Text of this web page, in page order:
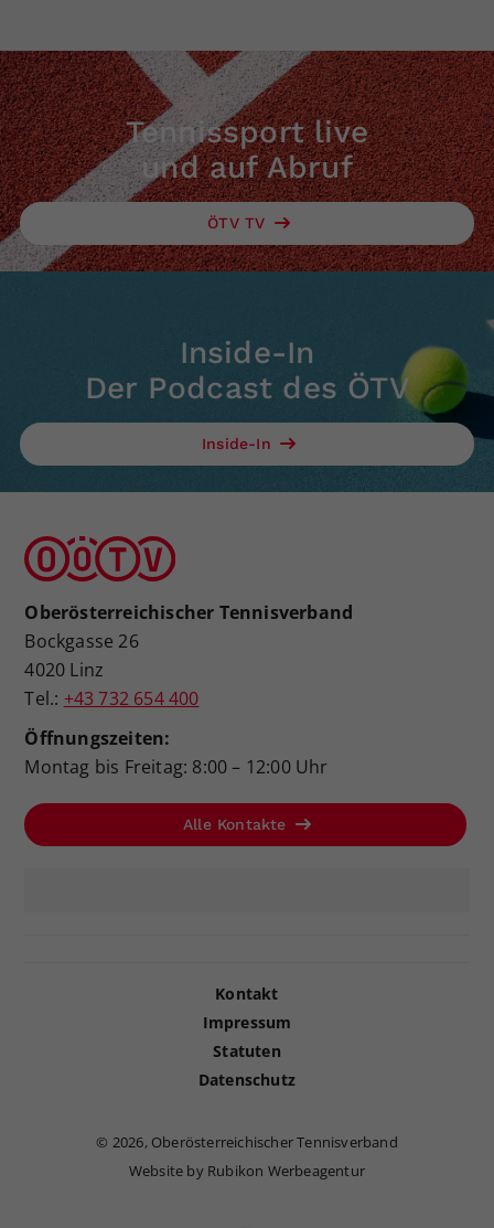
Tennissport live
und auf Abruf
ÖTV TV
Inside-In
Der Podcast des ÖTV
Inside-In
Oberösterreichischer Tennisverband
Bockgasse 26
4020 Linz
Tel.: +43 732 654 400
Öffnungszeiten:
Montag bis Freitag: 8:00 – 12:00 Uhr
Alle Kontakte
Kontakt
Impressum
Statuten
Datenschutz
© 2026, Oberösterreichischer Tennisverband
Website by Rubikon Werbeagentur